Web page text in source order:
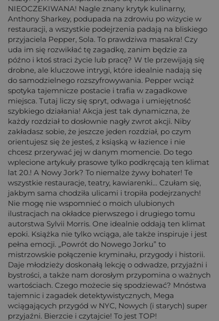
NIEOCZEKIWANA! Nagle znany krytyk kulinarny,
Anthony Sharkey, podupada na zdrowiu po wizycie w
restauracji, a wszystkie podejrzenia padają na bliskiego
przyjaciela Pepper, Sola. To prawdziwa masakra! Czy
uda im się rozwikłać tę zagadkę, zanim będzie za
późno i ktoś straci życie lub pracę? W tle przewijają się
drobne, ale kluczowe intrygi, które idealnie nadają się
do samodzielnego rozszyfrowywania. Pepper wciąż
spotyka tajemnicze postacie i trafia w zagadkowe
miejsca. Tutaj liczy się spryt, odwaga i umiejętność
szybkiego działania! Akcja jest tak dynamiczna, że
każdy rozdział to dosłownie nagły zwrot akcji. Niby
zakładasz sobie, że jeszcze jeden rozdział, po czym
orientujesz się że jesteś, z ksiąską w łazience i nie
chcesz przerywać jej w danym momencie. Do tego
wplecione artykuły prasowe tylko podkręcają ten klimat
lat 20.! A Nowy Jork? To niemalże żywy bohater! Te
wszystkie restauracje, teatry, kawiarenki… Czułam się,
jakbym sama chodziła ulicami i tropiła podejrzanych!
Nie mogę nie wspomnieć o moich ulubionych
ilustracjach na okładce pierwszego i drugiego tomu
autorstwa Sylvii Morris. One idealnie oddają ten klimat
epoki. Książka nie tylko wciąga, ale także inspiruje i jest
pełna emocji. „Powrót do Nowego Jorku” to
mistrzowskie połączenie kryminału, przygody i historii.
Daje młodzieży doskonałą lekcję o odwadze, przyjaźni i
bystrości, a także nam dorosłym przypomina o ważnych
wartościach. Czego możecie się spodziewać? Mnóstwa
tajemnic i zagadek detektywistycznych, Mega
wciągających przygód w NYC, Nowych (i starych) super
przyjaźni. Bierzcie i czytajcie! To jest TOP!